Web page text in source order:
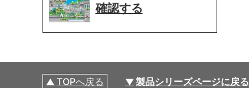
確認する
TOPへ戻る 製品シリーズページに戻る